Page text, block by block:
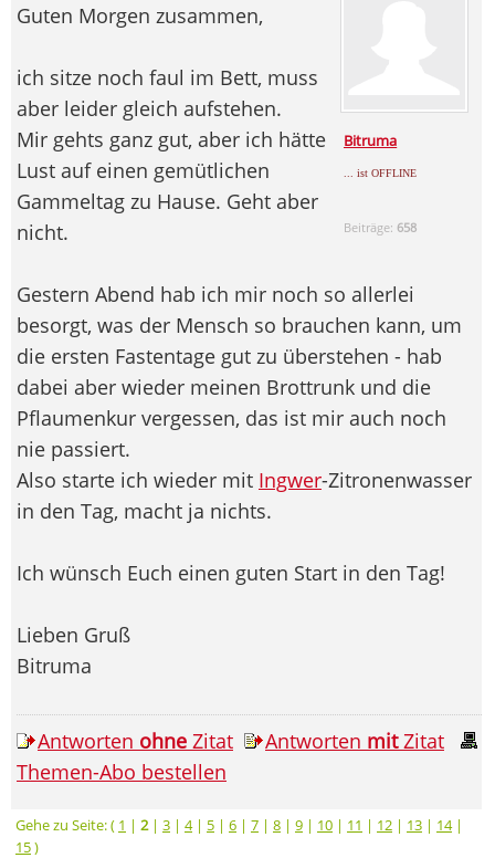
Bitruma
... ist OFFLINE
Beiträge: 658
Guten Morgen zusammen,
ich sitze noch faul im Bett, muss
aber leider gleich aufstehen.
Mir gehts ganz gut, aber ich hätte
Lust auf einen gemütlichen
Gammeltag zu Hause. Geht aber
nicht.
Gestern Abend hab ich mir noch so allerlei
besorgt, was der Mensch so brauchen kann, um
die ersten Fastentage gut zu überstehen - hab
dabei aber wieder meinen Brottrunk und die
Pflaumenkur vergessen, das ist mir auch noch
nie passiert.
Also starte ich wieder mit Ingwer-Zitronenwasser
in den Tag, macht ja nichts.
Ich wünsch Euch einen guten Start in den Tag!
Lieben Gruß
Bitruma
Antworten ohne Zitat Antworten mitZitat
Themen-Abo bestellen
Gehe zu Seite: ( 1 | 2| 3 | 4| 5 | 6 | 7 | 8 | 9 | 10 | 11 | 12 | 13 | 14|
15)